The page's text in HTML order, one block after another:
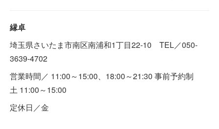
縁卓
埼玉県さいたま市南区南浦和1丁目22-10 TEL／050-
3639-4702
営業時間／ 11:00～15:00、18:00～21:30 事前予約制
土 11:00～15:00
定休日／金